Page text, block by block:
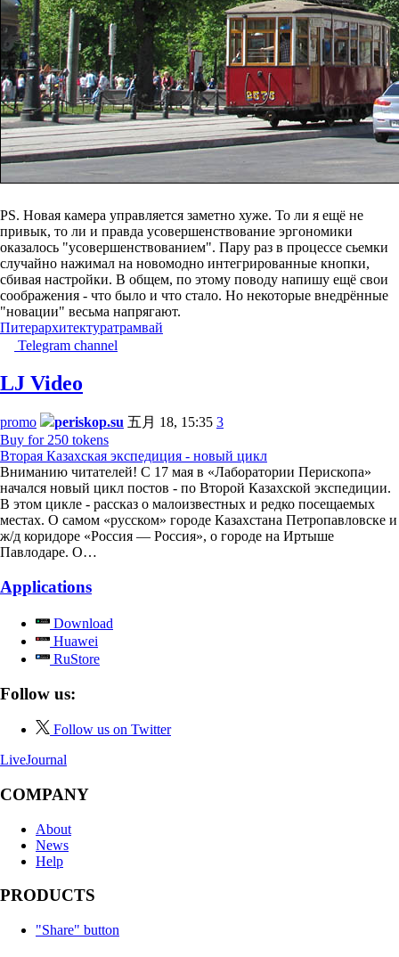
PS. Новая камера управляется заметно хуже. То ли я ещё не
привык, то ли и правда усовершенствование эргономики
оказалось "усовершенствованием". Пару раз в процессе сьемки
случайно нажимал на новомодно интегрированные кнопки,
сбивая настройки. В общем, по этому поводу напишу ещё свои
соображения - что было и что стало. Но некоторые внедрённые
"новации" весьма напрягают.
Питерархитектуратрамвай
Telegram channel
LJ Video
promo periskop.su 五月 18, 15:35 3
Buy for 250 tokens
Вторая Казахская экспедиция - новый цикл
Вниманию читателей! С 17 мая в «Лаборатории Перископа»
начался новый цикл постов - по Второй Казахской экспедиции.
В этом цикле - рассказ о малоизвестных и редко посещаемых
местах. О самом «русском» городе Казахстана Петропавловске и
ж/д коридоре «Россия — Россия», о городе на Иртыше
Павлодаре. О…
Applications
Download
Huawei
RuStore
Follow us:
Follow us on Twitter
LiveJournal
COMPANY
About
News
Help
PRODUCTS
"Share" button